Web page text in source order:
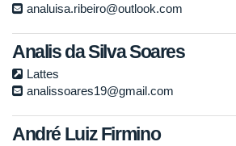
analuisa.ribeiro@outlook.com
Analis da Silva Soares
Lattes
analissoares19@gmail.com
André Luiz Firmino